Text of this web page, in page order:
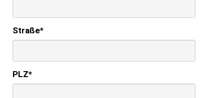
Straße*
PLZ*